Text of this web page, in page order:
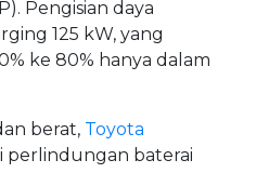
Pengisian daya
125 kW, yang
ke 80% hanya dalam
berat, Toyota
perlindungan baterai